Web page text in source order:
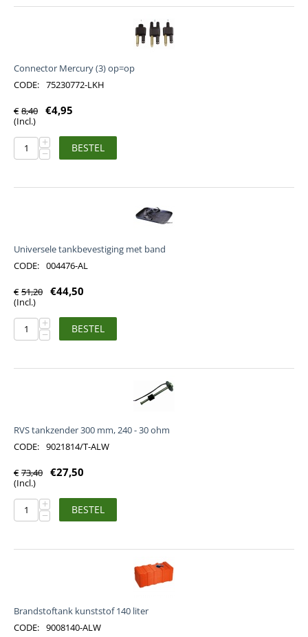
Connector Mercury (3) op=op
CODE: 75230772-LKH
€ 8,40 €4,95
(Incl.)
+
− BESTEL
Universele tankbevestiging met band
CODE: 004476-AL
€ 51,20 €44,50
(Incl.)
+
− BESTEL
RVS tankzender 300 mm, 240 - 30 ohm
CODE: 9021814/T-ALW
€ 73,40 €27,50
(Incl.)
+
− BESTEL
Brandstoftank kunststof 140 liter
CODE: 9008140-ALW